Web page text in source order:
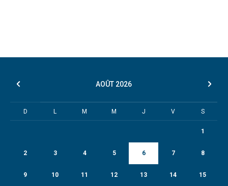
AOÛT 2026
D L M M J V S
1
2 3 4 5 6 7 8
9 10 11 12 13 14 15